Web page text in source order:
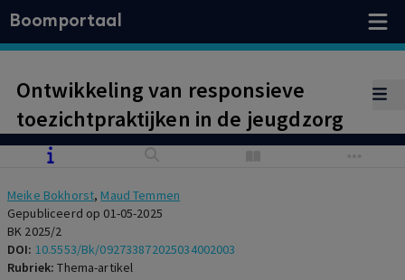
Boomportaal
Ontwikkeling van responsieve
toezichtpraktijken in de jeugdzorg
Meike Bokhorst, Maud Temmen
Gepubliceerd op 01-05-2025
BK 2025/2
DOI: 10.5553/Bk/092733872025034002003
Rubriek:Thema-artikel